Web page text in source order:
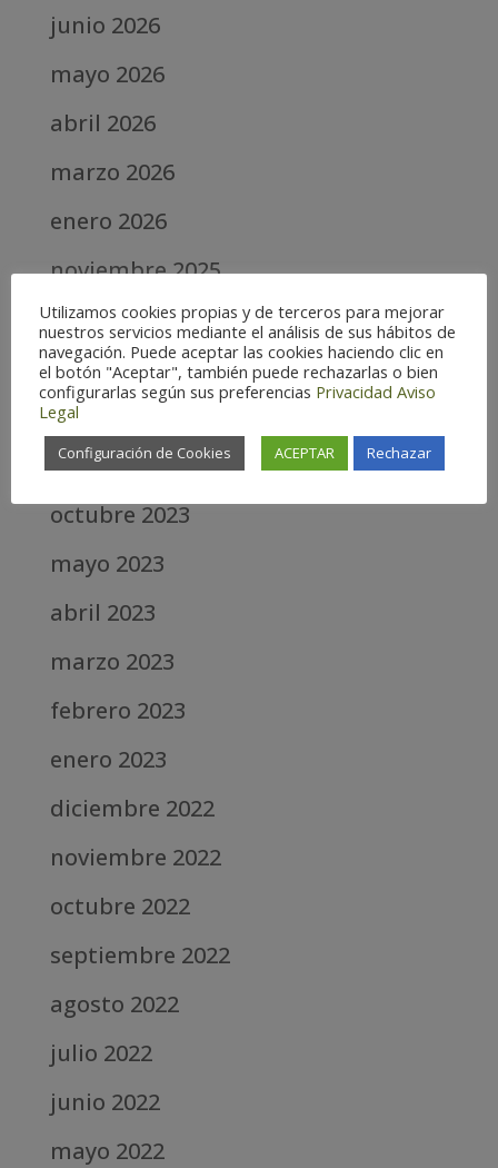
junio 2026
mayo 2026
abril 2026
marzo 2026
enero 2026
noviembre 2025
octubre 2025
agosto 2025
junio 2025
abril 2025
octubre 2023
mayo 2023
abril 2023
marzo 2023
febrero 2023
enero 2023
diciembre 2022
noviembre 2022
octubre 2022
septiembre 2022
agosto 2022
julio 2022
junio 2022
mayo 2022
Utilizamos cookies propias y de terceros para mejorar
nuestros servicios mediante el análisis de sus hábitos de
navegación. Puede aceptar las cookies haciendo clic en
el botón "Aceptar", también puede rechazarlas o bien
configurarlas según sus preferencias Privacidad Aviso
Legal
Configuración de Cookies ACEPTAR Rechazar